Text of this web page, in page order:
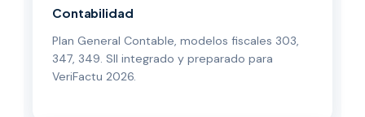
Contabilidad
Plan General Contable, modelos fiscales 303,
347, 349. SII integrado y preparado para
VeriFactu 2026.